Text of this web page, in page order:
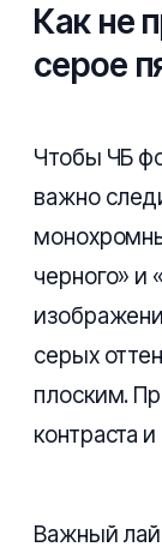
Как не
серое
Чтобы ЧБ
важно
черного» и
серых
плоским.
контраста
Важный